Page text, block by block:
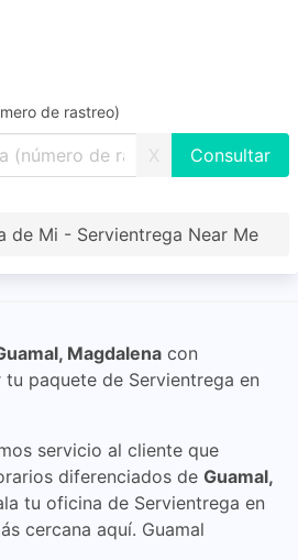
de rastreo)
X
de Mi - Servientrega Near Me
Magdalena con
paquete de Servientrega en
servicio al cliente que
diferenciados de Guamal,
tu oficina de Servientrega en
cercana aquí. Guamal